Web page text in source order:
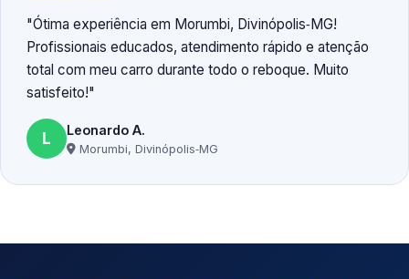
Ótima experiência em Morumbi, Divinópolis‑MG!
Profissionais educados, atendimento rápido e atenção
total com meu carro durante todo o reboque. Muito
satisfeito!
L Leonardo A.
Morumbi, Divinópolis‑MG